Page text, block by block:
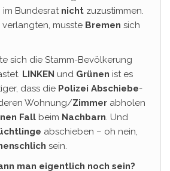
im Bundesrat nicht zuzustimmen.
musste Bremen sich
sich die Stamm-Bevölkerung
LINKEN und Grünen ist es
dass die Polizei Abschiebe-
Wohnung/Zimmer abholen
Fall beim Nachbarn. Und
abschieben – oh nein,
sein.
man eigentlich noch sein?